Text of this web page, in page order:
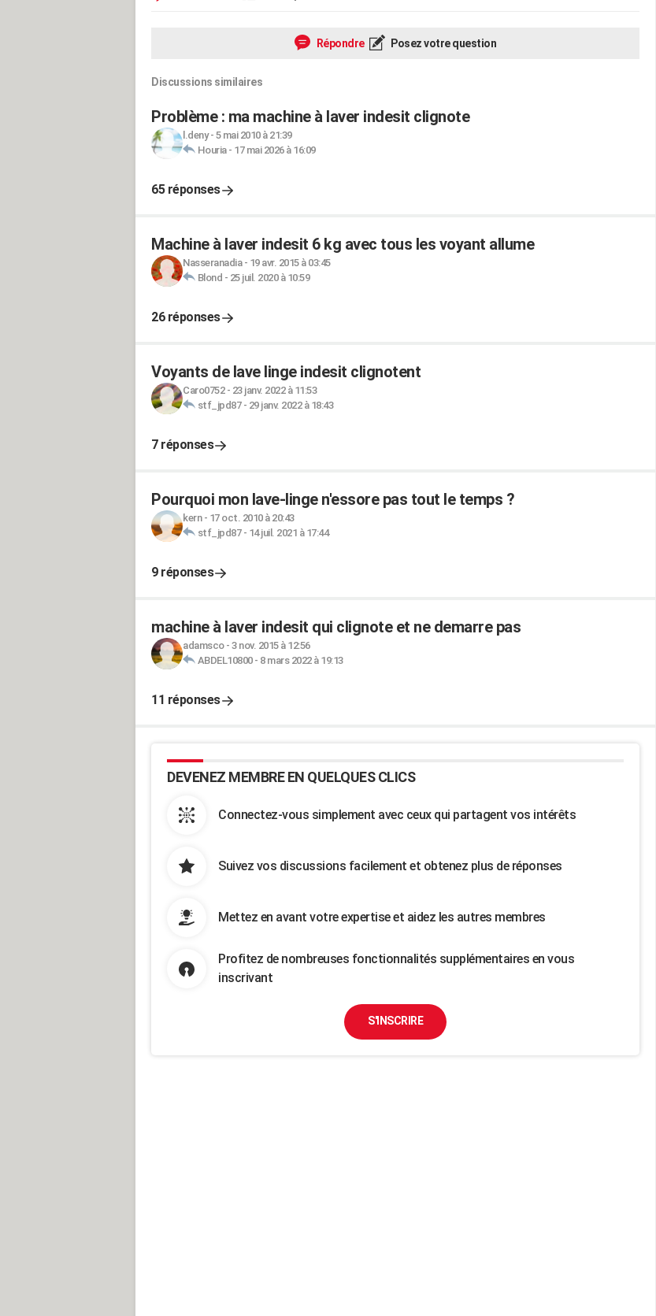
Répondre Posez votre question
Discussions similaires
Problème : ma machine à laver indesit clignote
l.deny- 5 mai 2010 à 21:39
Houria- 17 mai 2026 à 16:09
65 réponses
Machine à laver indesit 6 kg avec tous les voyant allume
Nasseranadia- 19 avr. 2015 à 03:45
Blond - 25 juil. 2020 à 10:59
26 réponses
Voyants de lave linge indesit clignotent
Caro0752- 23 janv. 2022 à 11:53
stf_jpd87- 29 janv. 2022 à 18:43
7 réponses
Pourquoi mon lave-linge n'essore pas tout le temps ?
kern- 17 oct. 2010 à 20:43
stf_jpd87- 14 juil. 2021 à 17:44
9 réponses
machine à laver indesit qui clignote et ne demarre pas
adamsco- 3 nov. 2015 à 12:56
ABDEL10800- 8 mars 2022 à 19:13
11 réponses
DEVENEZ MEMBRE EN QUELQUES CLICS
Connectez-vous simplement avec ceux qui partagent vos intérêts
Suivez vos discussions facilement et obtenez plus de réponses
Mettez en avant votre expertise et aidez les autres membres
Profitez de nombreuses fonctionnalités supplémentaires en vous
inscrivant
S'INSCRIRE